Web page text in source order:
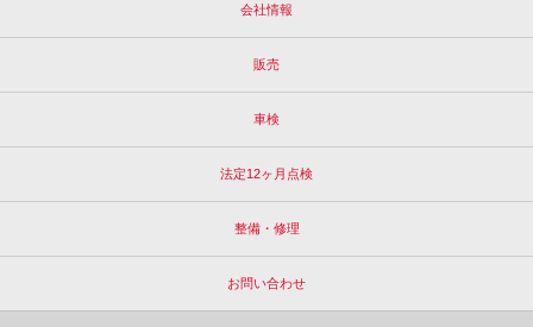
会社情報
販売
車検
法定12ヶ月点検
整備・修理
お問い合わせ